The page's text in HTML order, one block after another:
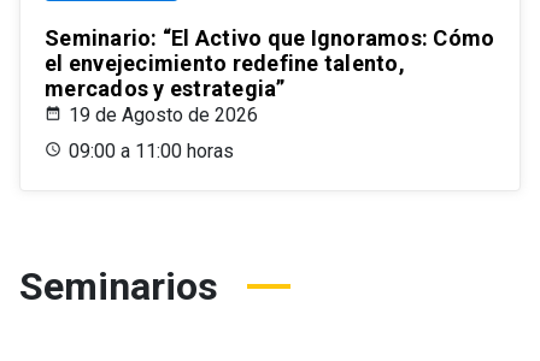
Seminario: “El Activo que Ignoramos: Cómo
el envejecimiento redefine talento,
mercados y estrategia”
19 de Agosto de 2026
09:00 a 11:00 horas
Seminarios